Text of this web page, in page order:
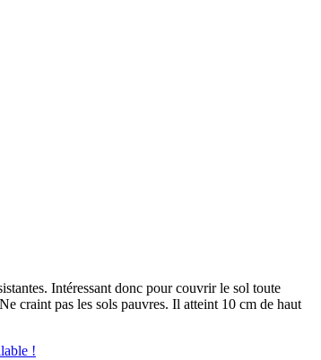
Intéressant donc pour couvrir le sol toute
craint pas les sols pauvres. Il atteint 10 cm de haut
!